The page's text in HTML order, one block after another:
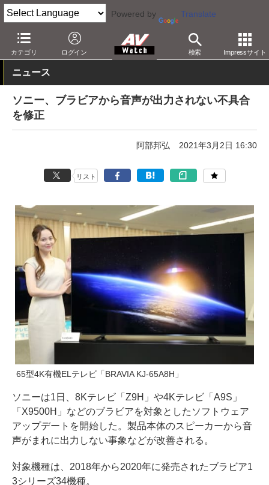
Powered by Translate
カテゴリ ログイン 検索 Impressサイト
AV Watch 製品 テレビ ソニー
ニュース
ソニー、ブラビアから音声が出力されない不具合
を修正
阿部邦弘 2021年3月2日 16:30
リスト
65型4K有機ELテレビ「BRAVIA KJ-65A8H」
ソニーは1日、8Kテレビ「Z9H」や4Kテレビ「A9S」
「X9500H」などのブラビアを対象としたソフトウェア
アップデートを開始した。製品本体のスピーカーから音
声がまれに出力しない事象などが改善される。
対象機種は、2018年から2020年に発売されたブラビア1
3シリーズ34機種。